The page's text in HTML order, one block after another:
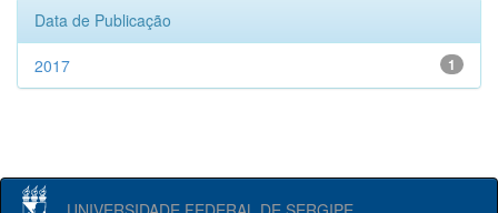
Data de Publicação
1
2017